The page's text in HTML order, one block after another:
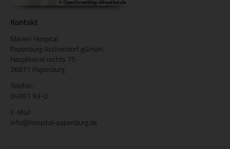
Kontakt
Marien Hospital
Papenburg Aschendorf gGmbH
Hauptkanal rechts 75
26871 Papenburg
Telefon:
04961 93-0
E-Mail
info@hospital-papenburg.de